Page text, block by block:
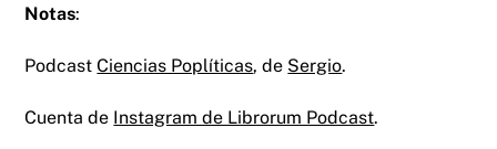
Notas:
PodcastCiencias Poplíticas, de Sergio.
Cuenta de Instagram de Librorum Podcast.